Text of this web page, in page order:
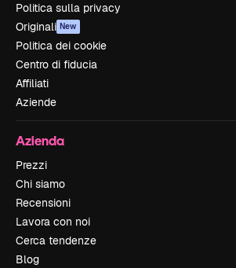
Politica sulla privacy
Originali New
Politica dei cookie
Centro di fiducia
Affiliati
Aziende
Azienda
Prezzi
Chi siamo
Recensioni
Lavora con noi
Cerca tendenze
Blog